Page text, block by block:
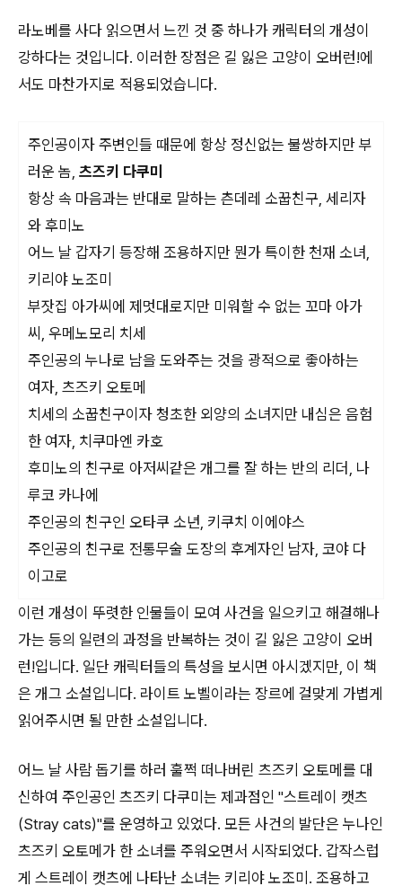
라노베를 사다 읽으면서 느낀 것 중 하나가 캐릭터의 개성이
강하다는 것입니다. 이러한 장점은 길 잃은 고양이 오버런!에
서도 마찬가지로 적용되었습니다.
주인공이자 주변인들 때문에 항상 정신없는 불쌍하지만 부
러운 놈, 츠즈키 다쿠미
항상 속 마음과는 반대로 말하는 츤데레 소꿉친구, 세리자
와 후미노
어느 날 갑자기 등장해 조용하지만 뭔가 특이한 천재 소녀,
키리야 노조미
부잣집 아가씨에 제멋대로지만 미워할 수 없는 꼬마 아가
씨, 우메노모리 치세
주인공의 누나로 남을 도와주는 것을 광적으로 좋아하는
여자, 츠즈키 오토메
치세의 소꿉친구이자 청초한 외양의 소녀지만 내심은 음험
한 여자, 치쿠마엔 카호
후미노의 친구로 아저씨같은 개그를 잘 하는 반의 리더, 나
루코 카나에
주인공의 친구인 오타쿠 소년, 키쿠치 이에야스
주인공의 친구로 전통무술 도장의 후계자인 남자, 코야 다
이고로
이런 개성이 뚜렷한 인물들이 모여 사건을 일으키고 해결해나
가는 등의 일련의 과정을 반복하는 것이 길 잃은 고양이 오버
런!입니다. 일단 캐릭터들의 특성을 보시면 아시겠지만, 이 책
은 개그 소설입니다. 라이트 노벨이라는 장르에 걸맞게 가볍게
읽어주시면 될 만한 소설입니다.
어느 날 사람 돕기를 하러 훌쩍 떠나버린 츠즈키 오토메를 대
신하여 주인공인 츠즈키 다쿠미는 제과점인 "스트레이 캣츠
(Stray cats)"를 운영하고 있었다. 모든 사건의 발단은 누나인
츠즈키 오토메가 한 소녀를 주워오면서 시작되었다. 갑작스럽
게 스트레이 캣츠에 나타난 소녀는 키리야 노조미. 조용하고